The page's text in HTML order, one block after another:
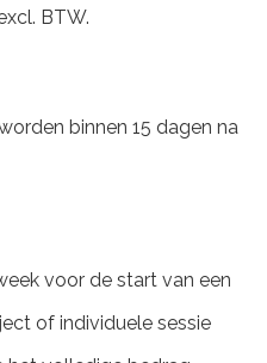
BTW.
binnen 15 dagen na
voor de start van een
of individuele sessie